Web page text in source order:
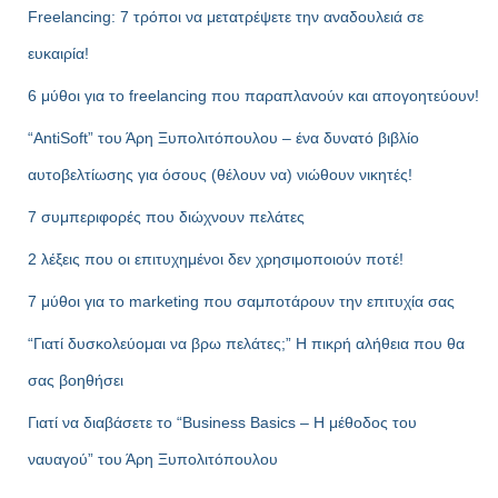
Freelancing: 7 τρόποι να μετατρέψετε την αναδουλειά σε
ευκαιρία!
6 μύθοι για το freelancing που παραπλανούν και απογοητεύουν!
“AntiSoft” του Άρη Ξυπολιτόπουλου – ένα δυνατό βιβλίο
αυτοβελτίωσης για όσους (θέλουν να) νιώθουν νικητές!
7 συμπεριφορές που διώχνουν πελάτες
2 λέξεις που οι επιτυχημένοι δεν χρησιμοποιούν ποτέ!
7 μύθοι για το marketing που σαμποτάρουν την επιτυχία σας
“Γιατί δυσκολεύομαι να βρω πελάτες;” Η πικρή αλήθεια που θα
σας βοηθήσει
Γιατί να διαβάσετε το “Business Basics – Η μέθοδος του
ναυαγού” του Άρη Ξυπολιτόπουλου